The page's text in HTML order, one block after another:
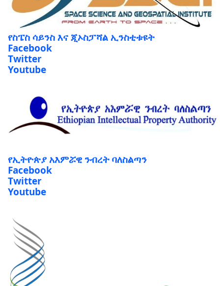
የስፔስ ሳይንስ እና ጂኦስፓሻል ኢንስቲቱዩት
Facebook
Twitter
Youtube
Facebook
Twitter
Youtube